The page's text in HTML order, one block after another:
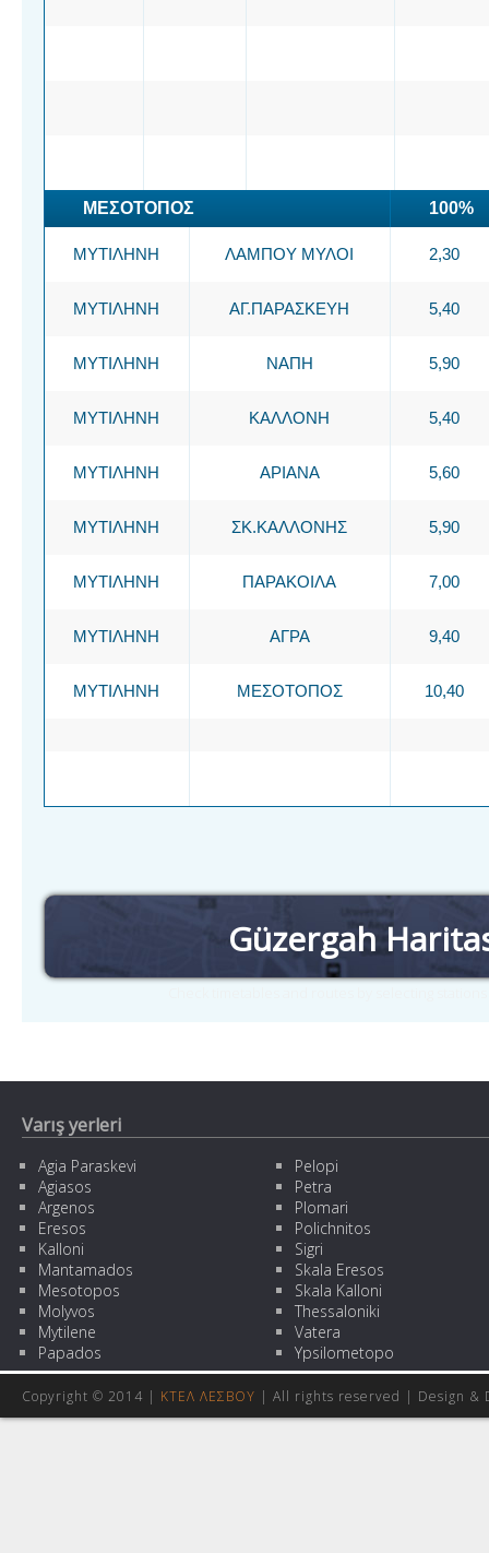
ΜΕΣΟΤΟΠΟΣ 100%
ΜΥΤΙΛΗΝΗ ΛΑΜΠΟΥ ΜΥΛΟΙ 2,30
ΜΥΤΙΛΗΝΗ ΑΓ.ΠΑΡΑΣΚΕΥΗ 5,40
ΜΥΤΙΛΗΝΗ ΝΑΠΗ 5,90
ΜΥΤΙΛΗΝΗ ΚΑΛΛΟΝΗ 5,40
ΜΥΤΙΛΗΝΗ ΑΡΙΑΝΑ 5,60
ΜΥΤΙΛΗΝΗ ΣΚ.ΚΑΛΛΟΝΗΣ 5,90
ΜΥΤΙΛΗΝΗ ΠΑΡΑΚΟΙΛΑ 7,00
ΜΥΤΙΛΗΝΗ ΑΓΡΑ 9,40
ΜΥΤΙΛΗΝΗ ΜΕΣΟΤΟΠΟΣ 10,40
Güzergah
Varış yerleri
Agia Paraskevi
Agiasos
Argenos
Eresos
Kalloni
Mantamados
Mesotopos
Molyvos
Mytilene
Papados
Pelopi
Petra
Plomari
Polichnitos
Sigri
Skala Eresos
Skala Kalloni
Thessaloniki
Vatera
Ypsilometopo
Copyright © 2014 | ΚΤΕΛ ΛΕΣΒΟΥ | All rights reserved | Design &